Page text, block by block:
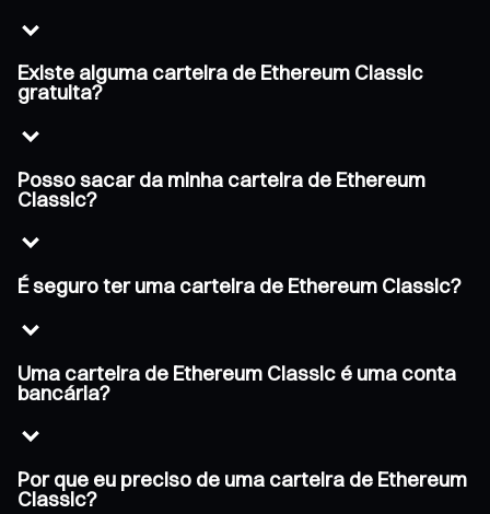
Existe alguma carteira de Ethereum Classic
gratuita?
Posso sacar da minha carteira de Ethereum
Classic?
É seguro ter uma carteira de Ethereum Classic?
Uma carteira de Ethereum Classic é uma conta
bancária?
Por que eu preciso de uma carteira de Ethereum
Classic?